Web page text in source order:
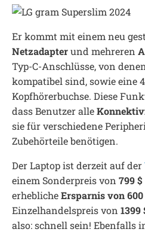
Er kommt mit einem neu
Netzadapterund mehreren
Typ-C-Anschlüsse, von
kompatibel sind, sowie eine
Kopfhörerbuchse. Diese
dass Benutzer alle
sie für verschiedene
Zubehörteile benötigen.
Der Laptop ist derzeit auf der
einem Sonderpreis von 799 $
erheblicheErsparnis von 600
Einzelhandelspreis von 1399
also: schnell sein! Ebenfalls